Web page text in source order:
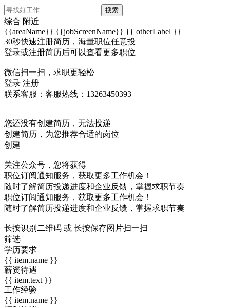
搜索
综合 附近
{{areaName}} {{jobScreenName}} {{ otherLabel }}
30秒快速注册简历，海量职位任意投
登录或注册简历后可以查看更多职位
微信扫一扫，求职更轻松
登录 注册
联系客服：客服热线：13263450393
您还没有创建简历，无法投递
创建简历，为您推荐合适的岗位
创建
关注公众号，您将获得
职位订阅通知服务，获取更多工作机会！
随时了解简历投递进度和企业反馈，掌握求职节奏
职位订阅通知服务，获取更多工作机会！
随时了解简历投递进度和企业反馈，掌握求职节奏
长按识别二维码 或 长按保存图片扫一扫
筛选
学历要求
{{ item.name }}
薪资待遇
{{ item.text }}
工作经验
{{ item.name }}